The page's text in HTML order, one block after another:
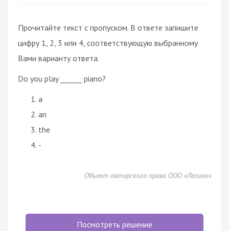
Прочитайте текст с пропуском. В ответе запишите
цифру 1, 2, 3 или 4, соответствующую выбранному
Вами варианту ответа.
Do you play ______ piano?
a
an
the
-
Объект авторского права ООО «Легион»
Посмотреть решение